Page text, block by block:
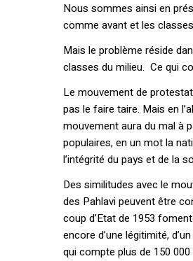
Nous sommes ainsi en
comme avant et les
Mais le problème réside
classes du milieu. Ce qui
Le mouvement de
pas le faire taire. Mais en
mouvement aura du mal à
populaires, en un mot la
l’intégrité du pays et de la
Des similitudes avec le
des Pahlavi peuvent être
coup d’Etat de 1953
encore d’une légitimité,
qui compte plus de 150